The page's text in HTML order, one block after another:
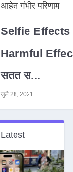
Selfie Effects
Harmful
सतत स...
जुलै 28, 2021
Latest